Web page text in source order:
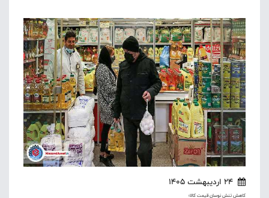
24 اردیبهشت 1405
کاهش تنش نوسان قیمت کالا؛